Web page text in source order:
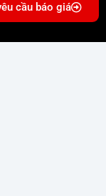
cầu báo giá